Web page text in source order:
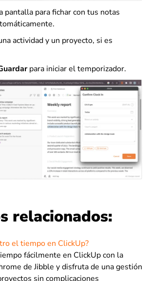
pantalla para fichar con tus notas
actividad y un proyecto, si es
para iniciar el temporizador.
relacionados:
el tiempo en ClickUp?
fácilmente en ClickUp con la
de Jibble y disfruta de una gestión
sin complicaciones